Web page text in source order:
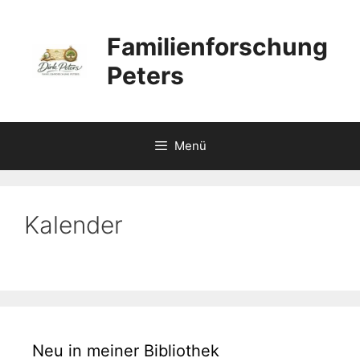
springen
Familienforschung
Peters
Menü
Kalender
Neu in meiner Bibliothek